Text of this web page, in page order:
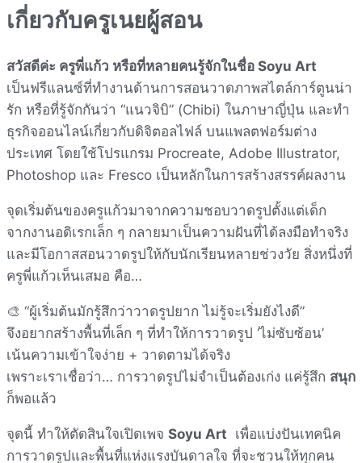
เกี่ยวกับครูเนยผู้สอน
สวัสดีค่ะ ครูพี่แก้ว หรือที่หลายคนรู้จักในชื่อ Soyu Art
เป็นฟรีแลนซ์ที่ทำงานด้านการสอนวาดภาพสไตล์การ์ตูนน่า
รัก หรือที่รู้จักกันว่า “แนวจิบิ” (Chibi) ในภาษาญี่ปุ่น และทำ
ธุรกิจออนไลน์เกี่ยวกับดิจิตอลไฟล์ บนแพลตฟอร์มต่าง
ประเทศ โดยใช้โปรแกรม Procreate, Adobe Illustrator,
Photoshop และ Fresco เป็นหลักในการสร้างสรรค์ผลงาน
จุดเริ่มต้นของครูแก้วมาจากความชอบวาดรูปตั้งแต่เด็ก
จากงานอดิเรกเล็ก ๆ กลายมาเป็นความฝันที่ได้ลงมือทำจริง
และมีโอกาสสอนวาดรูปให้กับนักเรียนหลายช่วงวัย สิ่งหนึ่งที่
ครูพี่แก้วเห็นเสมอ คือ…
🎨 “ผู้เริ่มต้นมักรู้สึกว่าวาดรูปยาก ไม่รู้จะเริ่มยังไงดี”
จึงอยากสร้างพื้นที่เล็ก ๆ ที่ทำให้การวาดรูป ‘ไม่ซับซ้อน’
เน้นความเข้าใจง่าย + วาดตามได้จริง
เพราะเราเชื่อว่า… การวาดรูปไม่จำเป็นต้องเก่ง แค่รู้สึก สนุก
ก็พอแล้ว
จุดนี้ ทำให้ตัดสินใจเปิดเพจ Soyu Art เพื่อแบ่งปันเทคนิค
การวาดรูปและพื้นที่แห่งแรงบันดาลใจ ที่จะชวนให้ทุกคน